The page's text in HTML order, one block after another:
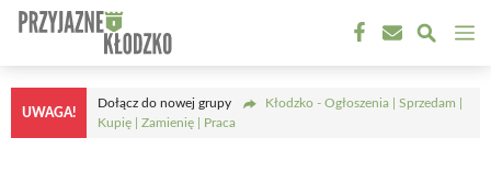
Przejdź
treści
UWAGA!
Dołącz do nowej grupy
Kłodzko - Ogłoszenia | Sprzedam |
Kupię | Zamienię | Praca